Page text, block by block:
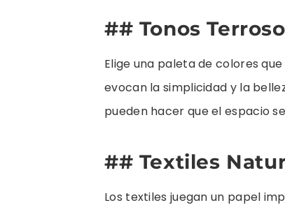
## Tonos
Elige una paleta de colores
evocan la simplicidad y la
pueden hacer que el espacio
## Textiles
Los textiles juegan un papel